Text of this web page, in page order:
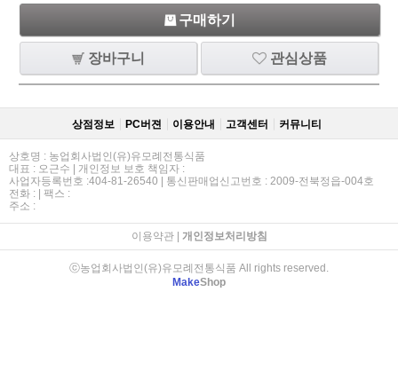
구매하기
장바구니 관심상품
상점정보 PC버젼 이용안내 고객센터 커뮤니티
상호명 : 농업회사법인(유)유모례전통식품
대표 : 오근수 | 개인정보 보호 책임자 :
사업자등록번호 :404-81-26540 | 통신판매업신고번호 : 2009-전북정읍-004호
전화 : | 팩스 :
주소 :
이용약관| 개인정보처리방침
ⓒ농업회사법인(유)유모례전통식품 All rights reserved.
MakeShop